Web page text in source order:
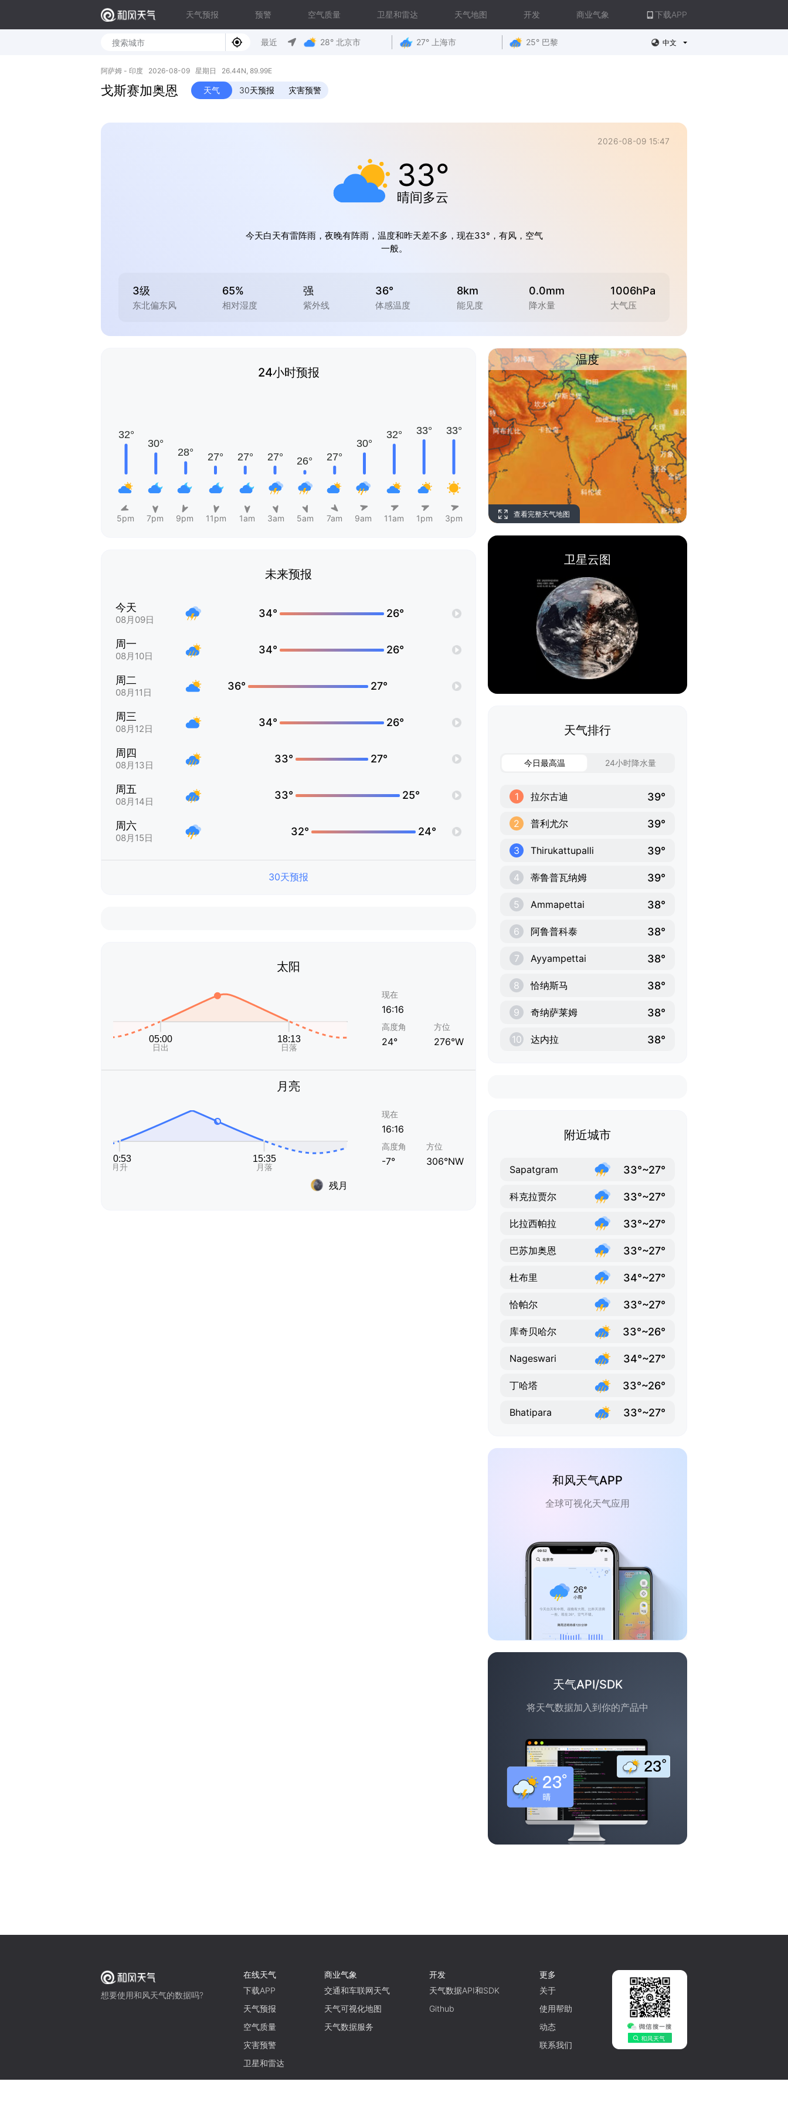
天气预报 预警 空气质量 卫星和雷达 天气地图 开发 商业气象 下载APP
最近 28° 北京市 27° 上海市 25° 巴黎 中文
阿萨姆 - 印度 2026-08-09 星期日 26.44N, 89.99E
戈斯赛加奥恩 天气 30天预报 灾害预警
2026-08-09 15:47
33°
晴间多云
今天白天有雷阵雨，夜晚有阵雨，温度和昨天差不多，现在33°，有风，空气
一般。
3级
东北偏东风
65%
相对湿度
强
紫外线
36°
体感温度
8km
能见度
0.0mm
降水量
1006hPa
大气压
24小时预报
5pm 7pm 9pm 11pm 1am 3am 5am 7am 9am 11am 1pm 3pm
未来预报
今天
08月09日
34° 26°
周一
08月10日
34° 26°
周二
08月11日
36° 27°
周三
08月12日
34° 26°
周四
08月13日
33° 27°
周五
08月14日
33° 25°
周六
08月15日
32° 24°
30天预报
太阳
现在
16:16
高度角
24°
方位
276°W
月亮
残月
现在
16:16
高度角
-7°
方位
306°NW
温度
查看完整天气地图
卫星云图
天气排行
今日最高温 24小时降水量
1 拉尔古迪 39°
2 普利尤尔 39°
3 Thirukattupalli 39°
4 蒂鲁普瓦纳姆 39°
5 Ammapettai 38°
6 阿鲁普科泰 38°
7 Ayyampettai 38°
8 恰纳斯马 38°
9 奇纳萨莱姆 38°
10 达内拉 38°
附近城市
Sapatgram 33°~27°
科克拉贾尔 33°~27°
比拉西帕拉 33°~27°
巴苏加奥恩 33°~27°
杜布里 34°~27°
恰帕尔 33°~27°
库奇贝哈尔 33°~26°
Nageswari 34°~27°
丁哈塔 33°~26°
Bhatipara 33°~27°
和风天气APP
全球可视化天气应用
天气API/SDK
将天气数据加入到你的产品中
想要使用和风天气的数据吗?
在线天气
下载APP
天气预报
空气质量
灾害预警
卫星和雷达
商业气象
交通和车联网天气
天气可视化地图
天气数据服务
开发
天气数据API和SDK
Github
更多
关于
使用帮助
动态
联系我们